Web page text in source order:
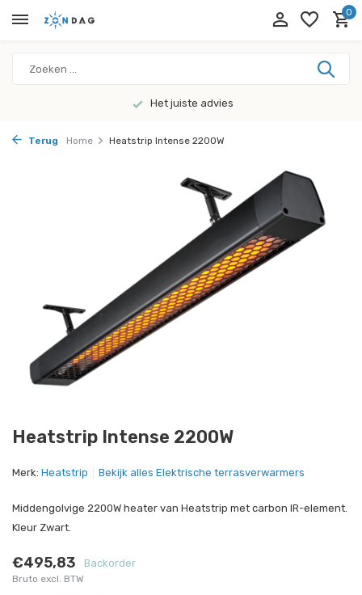
0
Het juiste advies
Terug Home Heatstrip Intense 2200W
Heatstrip Intense 2200W
Merk: Heatstrip Bekijk alles Elektrische terrasverwarmers
Middengolvige 2200W heater van Heatstrip met carbon IR-element.
Kleur Zwart.
€495,83 Backorder
Bruto excl. BTW